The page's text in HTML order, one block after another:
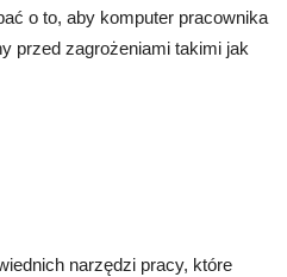
o to, aby komputer pracownika
przed zagrożeniami takimi jak
narzędzi pracy, które